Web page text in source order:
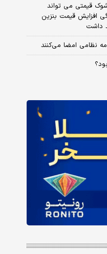
قیمتی می تواند
افزایش قیمت بنزین
داشت